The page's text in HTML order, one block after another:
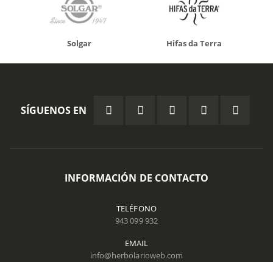
Solgar Hifas da Terra
SÍGUENOS EN
INFORMACIÓN DE CONTACTO
TELÉFONO
943 099 932
EMAIL
info@herbolarioweb.com